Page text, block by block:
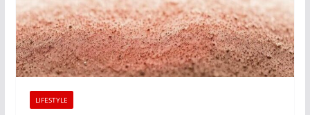
LIFESTYLE